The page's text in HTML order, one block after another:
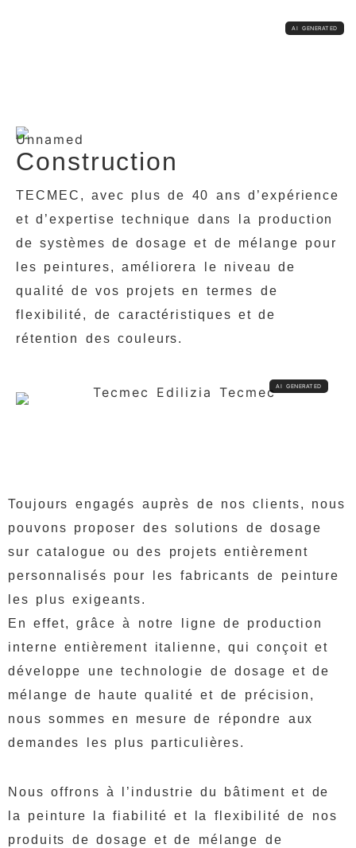
Construction
TECMEC, avec plus de 40 ans d’expérience
et d’expertise technique dans la production
de systèmes de dosage et de mélange pour
les peintures, améliorera le niveau de
qualité de vos projets en termes de
flexibilité, de caractéristiques et de
rétention des couleurs.
Toujours engagés auprès de nos clients, nous
pouvons proposer des solutions de dosage
sur catalogue ou des projets entièrement
personnalisés pour les fabricants de peinture
les plus exigeants.
En effet, grâce à notre ligne de production
interne entièrement italienne, qui conçoit et
développe une technologie de dosage et de
mélange de haute qualité et de précision,
nous sommes en mesure de répondre aux
demandes les plus particulières.
Nous offrons à l’industrie du bâtiment et de
la peinture la fiabilité et la flexibilité de nos
produits de dosage et de mélange de